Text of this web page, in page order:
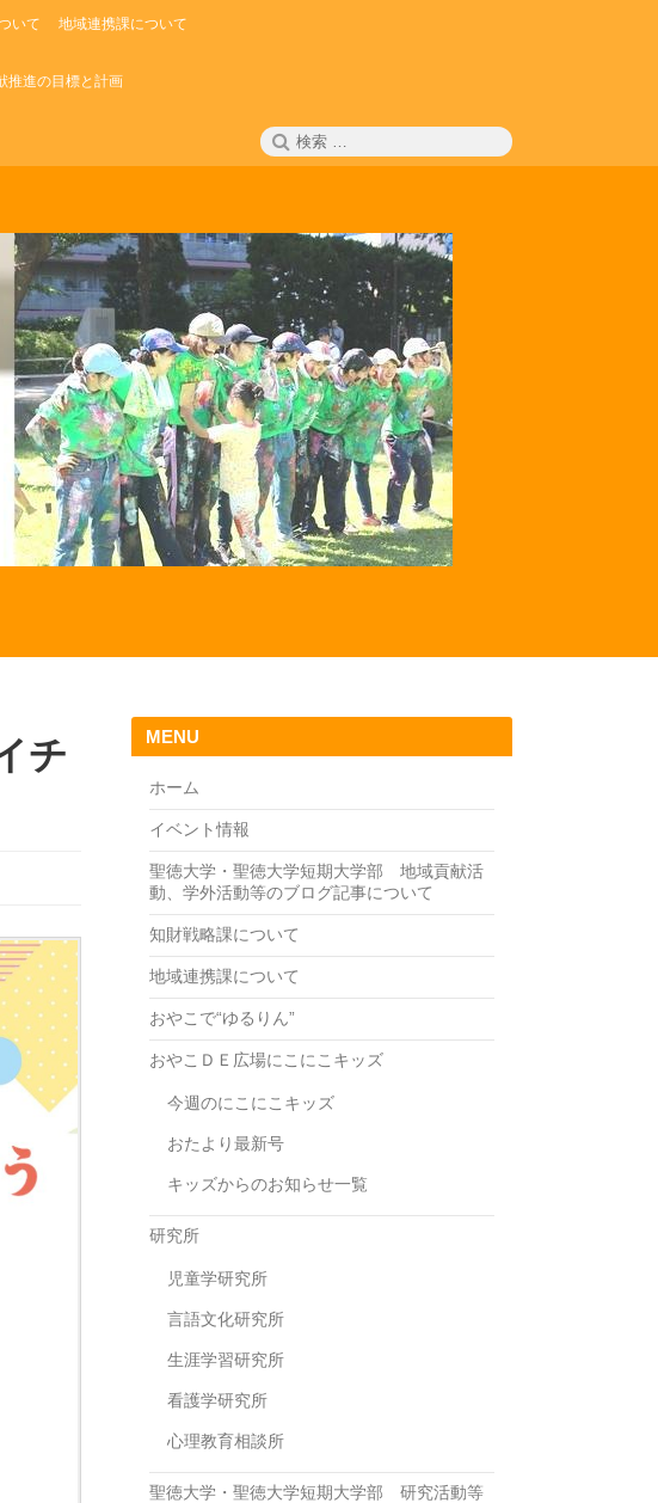
いて
地域連携課について
推進の目標と計画
検
索:
チ
MENU
ホーム
イベント情報
聖徳大学・聖徳大学短期大学部 地域貢献活
動、学外活動等のブログ記事について
知財戦略課について
地域連携課について
おやこで“ゆるりん”
おやこＤＥ広場にこにこキッズ
今週のにこにこキッズ
おたより最新号
キッズからのお知らせ一覧
研究所
児童学研究所
言語文化研究所
生涯学習研究所
看護学研究所
心理教育相談所
聖徳大学・聖徳大学短期大学部 研究活動等